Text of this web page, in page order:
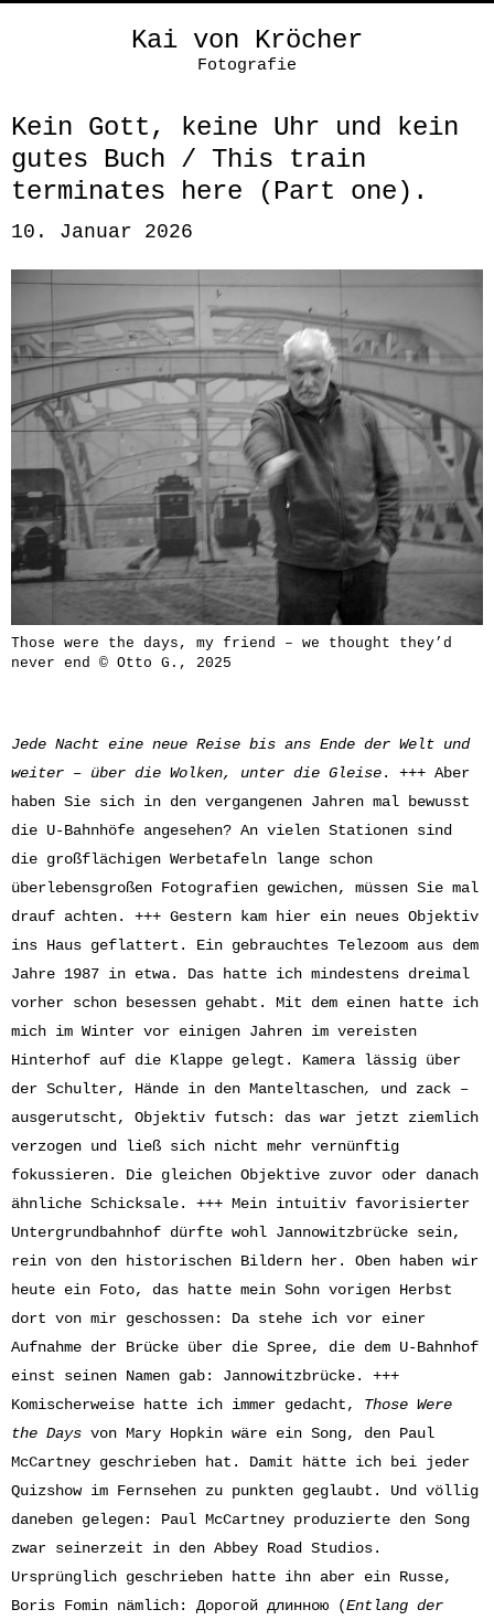
Kai von Kröcher
Fotografie
Kein Gott, keine Uhr und kein
gutes Buch / This train
terminates here (Part one).
10. Januar 2026
Those were the days, my friend – we thought they’d
never end © Otto G., 2025
Jede Nacht eine neue Reise bis ans Ende der Welt und
weiter – über die Wolken, unter die Gleise. +++ Aber
haben Sie sich in den vergangenen Jahren mal bewusst
die U-Bahnhöfe angesehen? An vielen Stationen sind
die großflächigen Werbetafeln lange schon
überlebensgroßen Fotografien gewichen, müssen Sie mal
drauf achten. +++ Gestern kam hier ein neues Objektiv
ins Haus geflattert. Ein gebrauchtes Telezoom aus dem
Jahre 1987 in etwa. Das hatte ich mindestens dreimal
vorher schon besessen gehabt. Mit dem einen hatte ich
mich im Winter vor einigen Jahren im vereisten
Hinterhof auf die Klappe gelegt. Kamera lässig über
der Schulter, Hände in den Manteltaschen,
und zack –
ausgerutscht, Objektiv futsch: das war jetzt ziemlich
verzogen und ließ sich nicht mehr vernünftig
fokussieren. Die gleichen Objektive zuvor oder danach
ähnliche Schicksale. +++ Mein intuitiv favorisierter
Untergrundbahnhof dürfte wohl Jannowitzbrücke sein,
rein von den historischen Bildern her. Oben haben wir
heute ein Foto, das hatte mein Sohn vorigen Herbst
dort von mir geschossen: Da stehe ich vor einer
Aufnahme der Brücke über die Spree, die dem U-Bahnhof
einst seinen Namen gab: Jannowitzbrücke. +++
Komischerweise hatte ich immer gedacht, Those Were
the Days von Mary Hopkin wäre ein Song, den Paul
McCartney geschrieben hat. Damit hätte ich bei jeder
Quizshow im Fernsehen zu punkten geglaubt. Und völlig
daneben gelegen: Paul McCartney produzierte den Song
zwar seinerzeit in den Abbey Road Studios.
Ursprünglich geschrieben hatte ihn aber ein Russe,
Boris Fomin nämlich: Дорогой длинною (Entlang der